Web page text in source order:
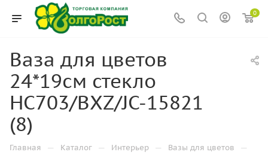
0
Ваза для цветов
24*19см стекло
HC703/BXZ/JC-15821
(8)
Главная — Каталог — Интерьер — Вазы для цветов —